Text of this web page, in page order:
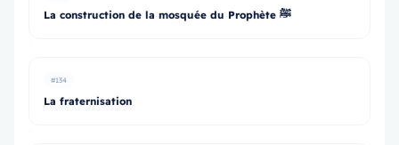
La construction de la mosquée du Prophète ﷺ
#134
La fraternisation